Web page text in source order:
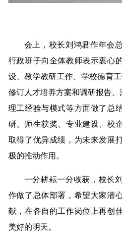
会上，校长刘鸿君作年会
行政班子向全体教师表示衷心
设、教学教研工作、学校德育
修订人才培养方案和调研报告、
理工经验与模式等方面做了总
研、师生获奖、专业建设、校
取得了优异成绩，为未来发展
极的推动作用。
一分耕耘一分收获，校长
作做了总体部署，希望大家潜
献，在各自的工作岗位上再创
美好的明天。